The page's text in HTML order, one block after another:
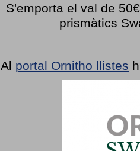
S'emporta el val de
prismàtics
Al portal Ornitho llistes